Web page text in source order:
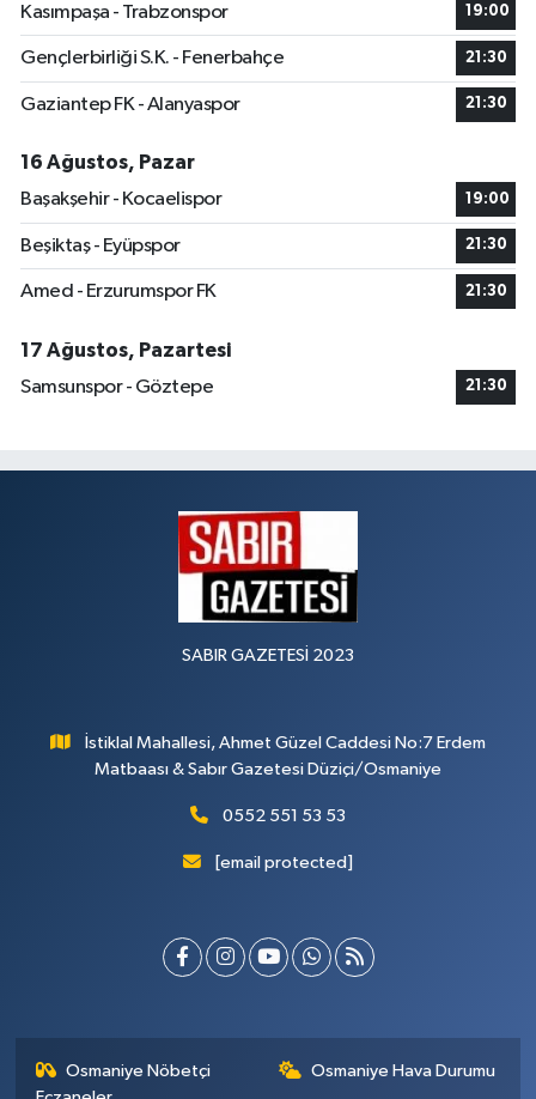
Kasımpaşa - Trabzonspor 19:00
Gençlerbirliği S.K. - Fenerbahçe 21:30
Gaziantep FK - Alanyaspor 21:30
16 Ağustos, Pazar
Başakşehir - Kocaelispor
19:00
Beşiktaş - Eyüpspor 21:30
Amed - Erzurumspor FK 21:30
17 Ağustos, Pazartesi
Samsunspor - Göztepe
21:30
SABIR GAZETESİ 2023
İstiklal Mahallesi, Ahmet Güzel Caddesi No:7 Erdem
Matbaası & Sabır Gazetesi Düziçi/Osmaniye
0552 551 53 53
[email protected]
Osmaniye Nöbetçi
Osmaniye Hava Durumu